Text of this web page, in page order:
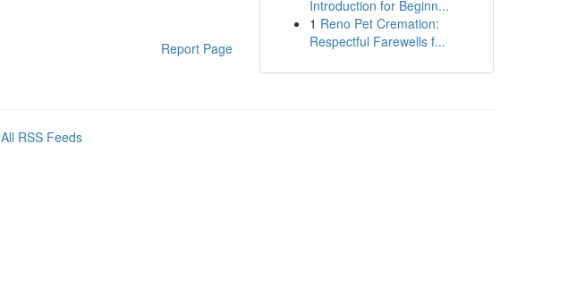
Report Page
Introduction for Beginn...
1 Reno Pet Cremation:
Respectful Farewells f...
All RSS Feeds